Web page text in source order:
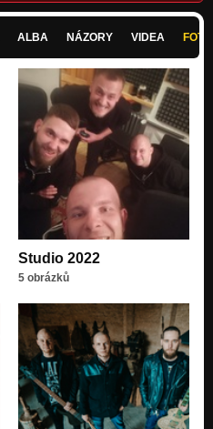
ALBA NÁZORY VIDEA
Studio 2022
5 obrázků